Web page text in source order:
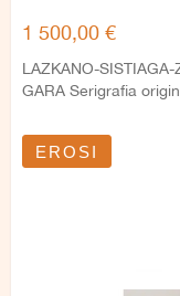
1 500,00 €
LAZKANO-
GARA Serigrafia
EROSI